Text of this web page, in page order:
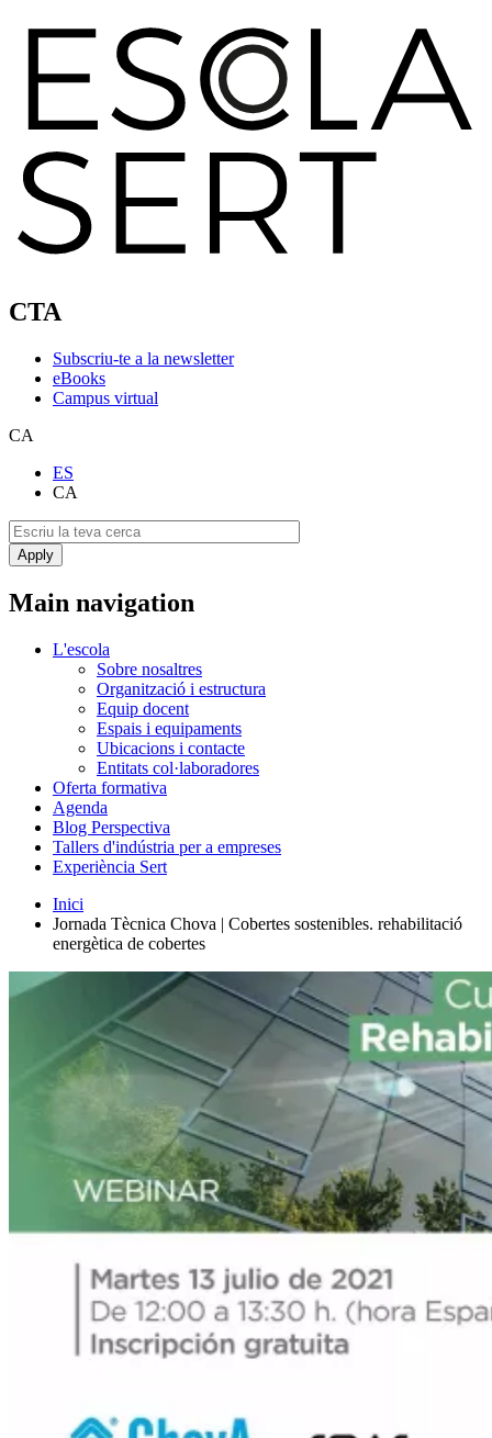
CTA
Subscriu-te a la newsletter
eBooks
Campus virtual
CA
ES
CA
Main navigation
L'escola
Sobre nosaltres
Organització i estructura
Equip docent
Espais i equipaments
Ubicacions i contacte
Entitats col·laboradores
Oferta formativa
Agenda
Blog Perspectiva
Tallers d'indústria per a empreses
Experiència Sert
Inici
Jornada Tècnica Chova | Cobertes sostenibles. rehabilitació
energètica de cobertes